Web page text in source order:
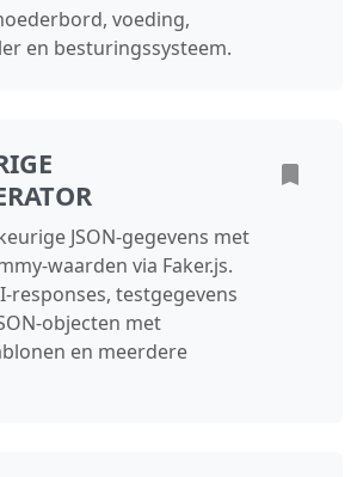
voeding,
en besturingssysteem.
JSON‑gegevens met
via Faker.js.
testgegevens
met
en meerdere